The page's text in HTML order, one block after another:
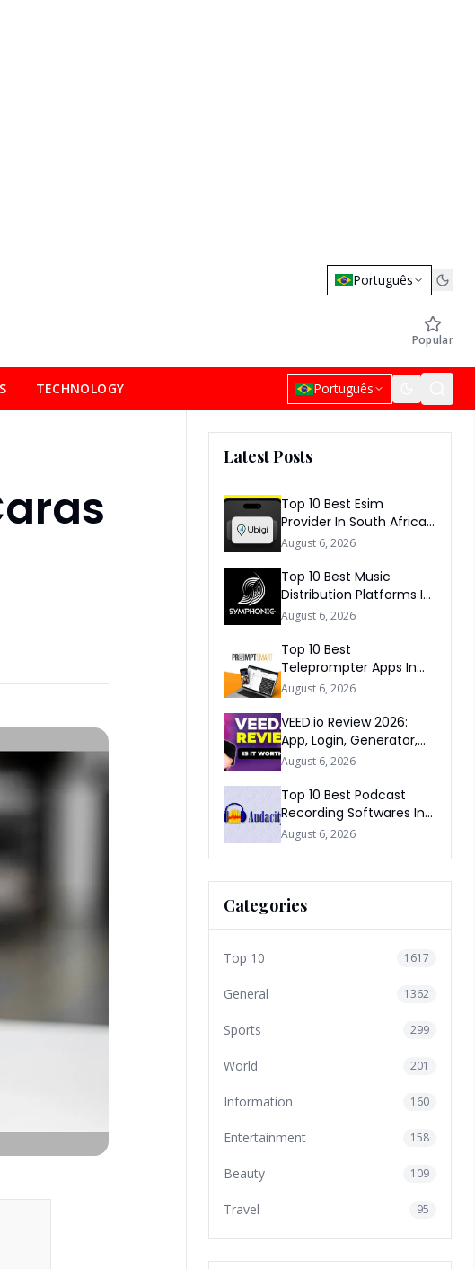
Português
Popular
TECHNOLOGY Português
Latest Posts
Top 10 Best Esim
Provider In South Africa
2026
August 6, 2026
Top 10 Best Music
Distribution Platforms In
The World 2026
August 6, 2026
Top 10 Best
Teleprompter Apps In
2026
August 6, 2026
VEED.io Review 2026:
App, Login, Generator,
Download, AI & FAQs
August 6, 2026
Top 10 Best Podcast
Recording Softwares In
2026
August 6, 2026
Categories
Top 10 1617
General 1362
Sports 299
World 201
Information 160
Entertainment 158
Beauty 109
Travel 95